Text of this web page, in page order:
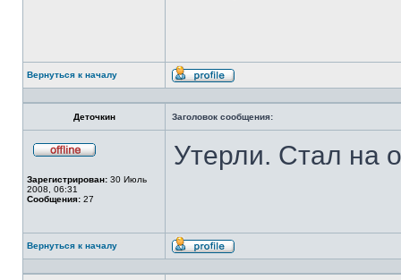
Вернуться к началу
Профиль
Деточкин Заголовок сообщения:
сети
Зарегистрирован: 30 Июль
2008, 06:31
Сообщения: 27
Утерли. Стал на
Вернуться к началу
Профиль